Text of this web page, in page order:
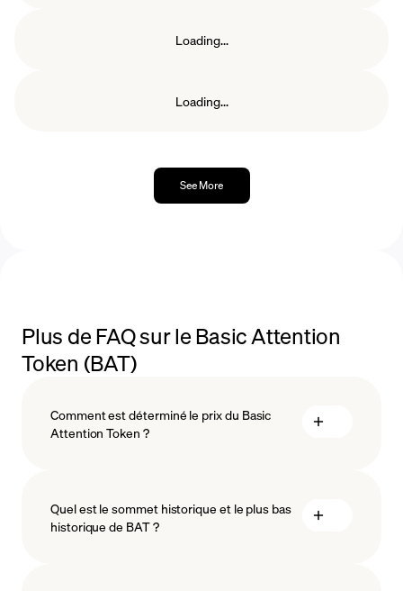
Loading...
Loading...
See More
Plus de FAQ sur le Basic Attention
Token (BAT)
Comment est déterminé le prix du Basic
Attention Token ?
Quel est le sommet historique et le plus bas
historique de BAT ?